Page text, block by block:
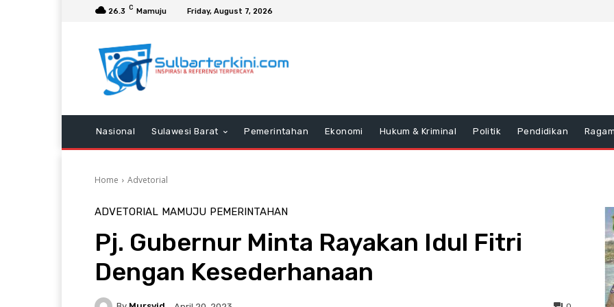
26.3 C Mamuju Friday, August 7, 2026
Nasional Sulawesi Barat Pemerintahan Ekonomi Hukum & Kriminal Politik Pendidikan
Home Advetorial
ADVETORIAL MAMUJU PEMERINTAHAN
Pj. Gubernur Minta Rayakan Idul Fitri
Dengan Kesederhanaan